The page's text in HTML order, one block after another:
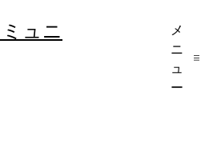
ュニ
メ
ニ
ュ
ー